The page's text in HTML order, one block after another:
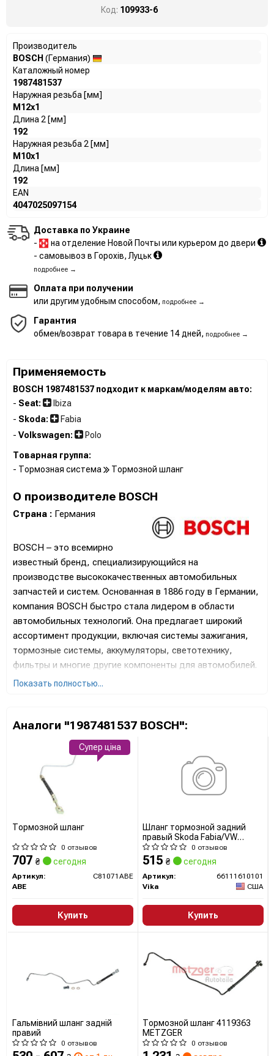
Код: 109933-6
Производитель
BOSCH (Германия)
Каталожный номер
1987481537
Наружная резьба [мм]
M12x1
Длина 2 [мм]
192
Наружная резьба 2 [мм]
M10x1
Длина [мм]
192
EAN
4047025097154
Доставка по Украине
-
на отделение Новой Почты или курьером до двери
- самовывоз в Горохів, Луцьк
подробнее →
Оплата при получении
или другим удобным способом, подробнее →
Гарантия
обмен/возврат товара в течение 14 дней, подробнее →
Применяемость
BOSCH 1987481537 подходит к маркам/моделям авто:
- Seat:
Ibiza
- Skoda:
Fabia
- Volkswagen: Polo
Товарная группа:
- Тормозная система
Тормозной шланг
О производителе BOSCH
Страна : Германия
BOSCH – это всемирно
известный бренд, специализирующийся на
производстве высококачественных автомобильных
запчастей и систем. Основанная в 1886 году в Германии,
компания BOSCH быстро стала лидером в области
автомобильных технологий. Она предлагает широкий
ассортимент продукции, включая системы зажигания,
тормозные системы, аккумуляторы, светотехнику,
фильтры и многие другие компоненты для автомобилей.
Продукция BOSCH известна своей надежностью,
автопроизводителей мира, а также широко
представлена на рынке автозапчастей для вторичного
обслуживания. Благодаря постоянным инвестициям в
исследования и разработки, BOSCH остается на
передовой автомобильных технологий, внедряя новые и
улучшенные решения для автомобильной индустрии.
Среди важнейших достижений BOSCH можно отметить
разработку системы ABS, впрыска топлива и
многочисленных электронных систем управления,
эффективность и комфорт вождения.
Сайт: https://www.boschaftermarket.com/
Показать полностью...
Аналоги "1987481537 BOSCH":
Тормозной шланг
0 отзывов
707 ₴ сегодня
Артикул:
C81071ABE
ABE
Купить
Супер ціна
Шланг тормозной задний
правый Skoda Fabia/VW
Polo/Seat Cordoba, Ibiza (03-
14) (66111610101) VIKA
0 отзывов
515 ₴ сегодня
Артикул:
66111610101
Vika
США
Купить
Гальмiвний шланг заднiй
правий
0 отзывов
Тормозной шланг 4119363
METZGER
0 отзывов